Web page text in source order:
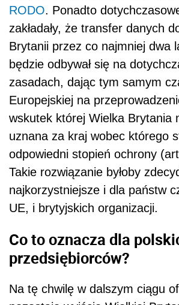
RODO. Ponadto
zakładały, że transfer danych
Brytanii przez co najmniej dwa
będzie odbywał się na
zasadach, dając tym samym
Europejskiej na
wskutek której Wielka Brytania
uznana za kraj wobec którego
odpowiedni stopień ochrony
Takie rozwiązanie byłoby
najkorzystniejsze i dla państw
UE, i brytyjskich organizacji.
Co to oznacza dla
przedsiębiorców?
Na tę chwilę w dalszym ciągu